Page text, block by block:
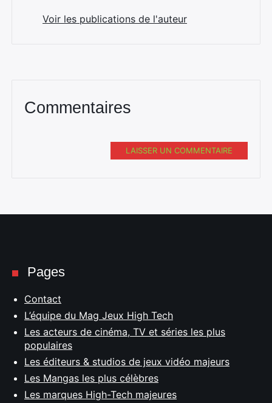
Voir les publications de l'auteur
Commentaires
LAISSER UN COMMENTAIRE
Pages
Contact
L’équipe du Mag Jeux High Tech
Les acteurs de cinéma, TV et séries les plus
populaires
Les éditeurs & studios de jeux vidéo majeurs
Les Mangas les plus célèbres
Les marques High-Tech majeures